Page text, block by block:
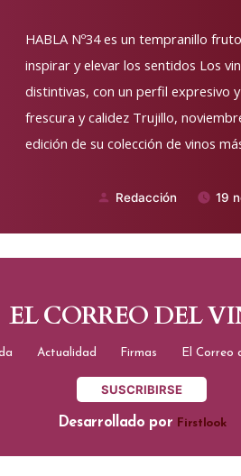
HABLA Nº34 es un tempranillo
inspirar y elevar los sentidos Los
distintivas, con un perfil expresivo
frescura y calidez Trujillo,
edición de su colección de vinos
Publicado
Redacción 19
EL CORREO DEL
Actualidad Firmas El Correo
SUSCRIBIRSE
Desarrollado por Firstlook